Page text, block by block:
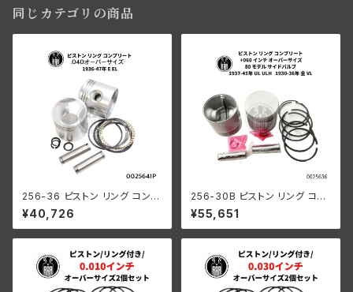
同じカテゴリの商品
256-36 ピストン リング コンプ
リート .040オーバーサイズ 19
36-47年 E/EL
¥40,726
256-30B ピストン リング コン
プリート 80" SV +080" OS 1
937-41年 UH/ULH 全VL 193
0-36年
¥55,651